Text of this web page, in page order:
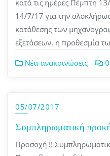
κατά τις ημέρες Πέμπτη
14/7/17 για την
κατάθεσης των
εξετάσεων, η προθεσμία
Νέα-ανακοινώσεις 0
05/07/2017
Συμπληρωματική
Προσοχή !!